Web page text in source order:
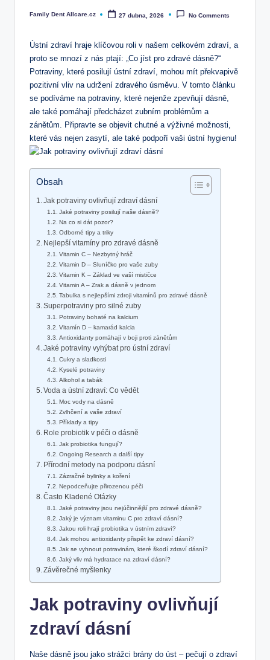
Posted
Family Dent Allcare.cz 27 dubna, 2026 No Comments
Ústní ⁢zdraví hraje klíčovou‍ roli v našem celkovém zdraví, a
proto se mnozí z nás ptají: „Co jíst pro zdravé dásně?“
Potraviny, které posilují ústní zdraví, mohou mít překvapivě
pozitivní vliv na udržení zdravého úsměvu. V tomto ‍článku
se podíváme na‌ potraviny, které nejenže zpevňují dásně,
ale také pomáhají předcházet zubním problémům​ a
zánětům. Připravte se objevit chutné a výživné možnosti,
⁢které vás nejen zasytí, ale také​ podpoří vaši ústní hygienu!
Obsah
Jak potraviny ovlivňují zdraví dásní
Jaké potraviny posilují⁢ naše dásně?
Na co si dát pozor?
Odborné tipy a triky
Nejlepší‍ vitamíny pro ⁤zdravé dásně
Vitamin C – Nezbytný hráč
Vitamin D – Sluníčko pro vaše zuby
Vitamin K – Základ⁣ ve vaší mističce
Vitamin A – Zrak a dásně v jednom
Tabulka s nejlepšími zdroji vitamínů pro zdravé dásně
Superpotraviny pro silné zuby
Potraviny bohaté na kalcium
Vitamín D – kamarád kalcia
Antioxidanty ⁣pomáhají v boji⁤ proti zánětům
Jaké potraviny vyhýbat pro ústní zdraví
Cukry a sladkosti
Kyselé potraviny
Alkohol a tabák
Voda a ⁣ústní zdraví: Co vědět
Moc vody ‍na dásně
Zvlhčení a vaše zdraví
Příklady a tipy
Role probiotik v péči o dásně
Jak​ probiotika⁢ fungují?
Ongoing Research a další tipy
Přírodní metody na podporu dásní
Zázračné bylinky a koření
Nepodceňujte přirozenou péči
Často Kladené Otázky
Jaké potraviny jsou nejúčinnější pro zdravé dásně?
Jaký je‌ význam vitaminu C pro zdraví dásní?
Jakou roli hrají probiotika v ústním zdraví?
Jak mohou antioxidanty​ přispět ke zdraví dásní?
Jak se vyhnout⁢ potravinám, které škodí zdraví dásní?
Jaký ‌vliv má hydratace na zdraví⁤ dásní?
Závěrečné myšlenky
Jak potraviny ovlivňují
zdraví dásní
Naše dásně jsou jako strážci brány do úst – pečují o zdraví